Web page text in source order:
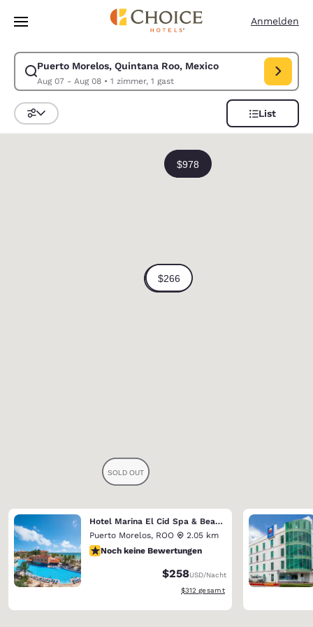
Weiter Zu Hauptinhalt
Anmelden
Puerto Morelos, Quintana Roo, Mexico
Aug 07 - Aug 08• 1 zimmer, 1 gast
Suche für Puerto Morelos, Quintana Roo, Mexico ändern. Check-in-
Sortieren und Filtern,
List
Hotel Marina El Cid Spa & Beach Resort (Riviera Maya)
Puerto Morelos, ROO
2.05 km
Noch keine Bewertungen
Noch keine Bewertungen
$258USD/Nacht
Geschätzte Gesamtdetails anzeigen
$312 gesamt